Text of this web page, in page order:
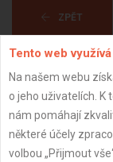
ZPĚT
Tento web
Na našem webu
o jeho uživatelích. K
nám pomáhají
některé účely
volbou „Přijmout